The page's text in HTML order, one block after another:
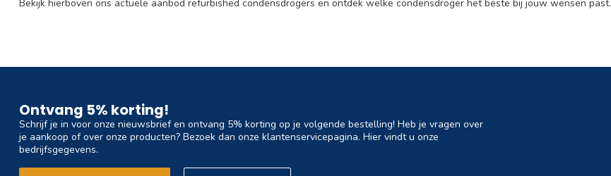
Bekijk hierboven ons actuele aanbod refurbished condensdrogers en ontdek welke condensdroger het beste bij jouw wensen past.
Ontvang 5% korting!
Schrijf je in voor onze nieuwsbrief en ontvang 5% korting op je volgende bestelling! Heb je vragen over
je aankoop of over onze producten? Bezoek dan onze klantenservicepagina. Hier vindt u onze
bedrijfsgegevens.